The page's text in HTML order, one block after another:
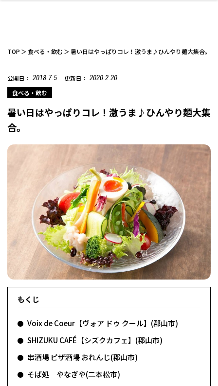
カフェ
洋食 中華
和食 わんぱく 福島ローカルグル
メ
パン アジア・エスニッ テイクアウト
開成山公園
デート・友達と ひとりで アウトドア
温泉 体験 名所
ツ施設
美容室
美容アイテム エイジングケア メンズ
フィットネス・や
せたい
鍼灸・整体・リラ
クゼーション
まつ毛サロン
脱毛 温活・サウナ 歯列矯正・審美歯
ファッション
スポーツ・アウト ギフト・お土産 キッズ
インテリア 食品・酒 生活を彩るモノ
その他
お仕事探し
病院・クリニック ペット
趣味・スキルアッ 保育園・こども園 子どもの習い事・
塾
ライフイベント
家づくり
リフォーム・リノ
ベーション
自治体インフォ その他
TOP 食べる・飲む 暑い日はやっぱりコレ！激うま♪ひんやり麺大集合。
公開日： 2018.7.5 更新日： 2020.2.20
食べる・飲む
暑い日はやっぱりコレ！激うま♪ひんやり麺大集
合。
もくじ
Voix de Coeur【ヴォア ドゥ クール】(郡山市)
SHIZUKU CAFÉ【シズクカフェ】(郡山市)
串酒場 ピザ酒場 おれんじ(郡山市)
そば処 やなぎや(二本松市)